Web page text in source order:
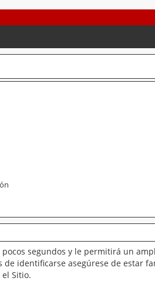
segundos y le permitirá un
identificarse asegúrese de estar
Sitio.